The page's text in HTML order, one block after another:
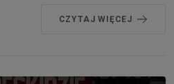
CZYTAJ WIĘCEJ